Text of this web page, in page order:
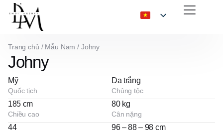
Trang chủ / Mẫu Nam / Johny
Johny
Mỹ
Quốc tịch
Da trắng
Chủng tộc
185 cm
Chiều cao
80 kg
Cân nặng
44 96 – 88 – 98 cm